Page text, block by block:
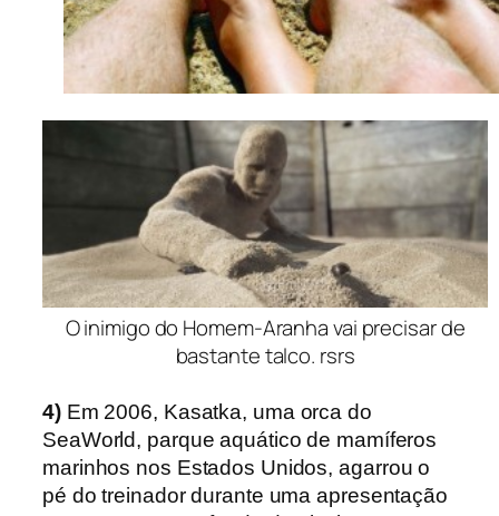
O inimigo do Homem-Aranha vai precisar de
bastante talco. rsrs
4)Em 2006, Kasatka, uma orca do
SeaWorld, parque aquático de mamíferos
marinhos nos Estados Unidos,agarrou o
pé do treinador durante uma apresentação